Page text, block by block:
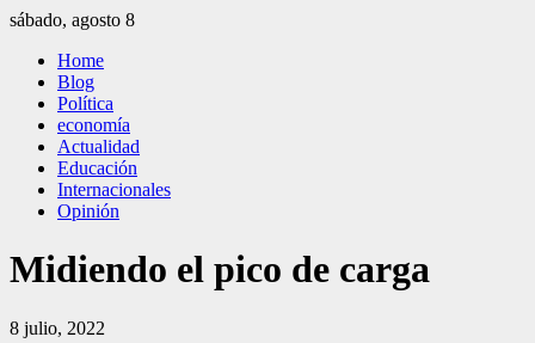
Saltar
contenido
sábado, agosto 8
El Independiente
El independiente Libre y Transparente
Home
Blog
Política
economía
Actualidad
Educación
Internacionales
Opinión
Midiendo el pico de carga
8 julio, 2022